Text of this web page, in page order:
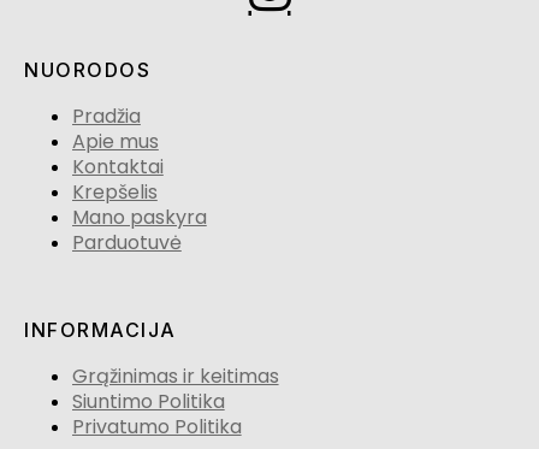
NUORODOS
Pradžia
Apie mus
Kontaktai
Krepšelis
Mano paskyra
Parduotuvė
INFORMACIJA
Grąžinimas ir keitimas
Siuntimo Politika
Privatumo Politika